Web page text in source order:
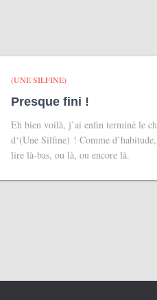
(UNE SILFINE)
Presque fini !
Eh bien voilà, j’ai enfin terminé le
d‘(Une Silfine) ! Comme
lire là-bas, ou là, ou encore là.